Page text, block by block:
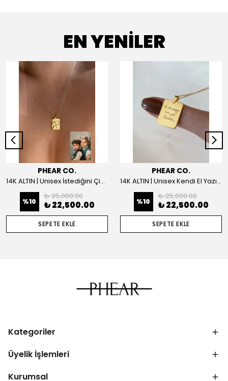
EN YENİLER
PHEAR CO.
14K ALTIN | Unisex İstediğini Çizdir Kolye
%10
₺ 25,000.00
₺ 22,500.00
SEPETE EKLE
PHEAR CO.
14K ALTIN | Unisex Kendi El Yazın ile İstediğini Yazdır Plaka Kolye
%10
₺ 25,000.00
₺ 22,500.00
SEPETE EKLE
Kategoriler
Üyelik İşlemleri
Kurumsal